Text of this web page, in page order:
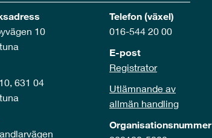
10
631 04
Telefon (växel)
016-544 20 00
E-post
Registrator
Utlämnande av
allmän handling
Organisationsnummer